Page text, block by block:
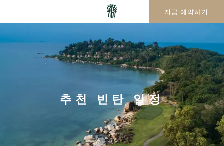
지금 예약하기
추천 빈탄 일정